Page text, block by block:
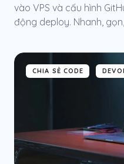
vào VPS và cấu hình
động deploy. Nhanh,
CHIA SẺ CODE